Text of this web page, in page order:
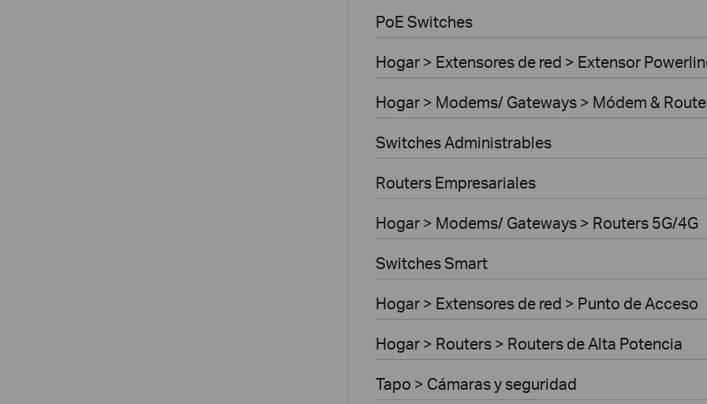
PoE Switches
Hogar > Extensores de red > Extensor
Hogar > Modems/ Gateways > Módem &
Switches Administrables
Routers Empresariales
Hogar > Modems/ Gateways > Routers 5G/4G
Switches Smart
Hogar > Extensores de red > Punto de Acceso
Hogar > Routers > Routers de Alta Potencia
Tapo > Cámaras y seguridad